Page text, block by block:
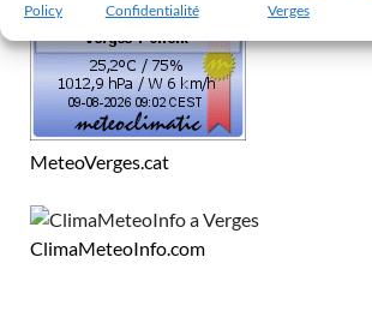
Policy
Confidentialité
Verges
MeteoVerges.cat
ClimaMeteoInfo.com